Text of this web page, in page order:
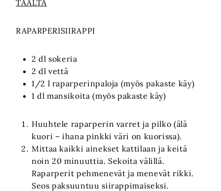
TÄÄLTÄ
RAPARPERISIIRAPPI
2 dl sokeria
2 dl vettä
1/2 l raparperinpaloja (myös pakaste käy)
1 dl mansikoita (myös pakaste käy)
Huuhtele raparperin varret ja pilko (älä
kuori – ihana pinkki väri on kuorissa).
Mittaa kaikki ainekset kattilaan ja keitä
noin 20 minuuttia. Sekoita välillä.
Raparperit pehmenevät ja menevät rikki.
Seos paksuuntuu siirappimaiseksi.